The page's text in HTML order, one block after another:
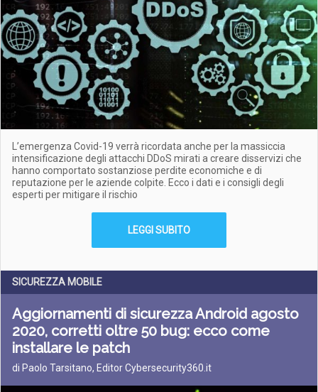
L’emergenza Covid-19 verrà ricordata anche per la massiccia
intensificazione degli attacchi DDoS mirati a creare disservizi che
hanno comportato sostanziose perdite economiche e di
reputazione per le aziende colpite. Ecco i dati e i consigli degli
esperti per mitigare il rischio
LEGGI SUBITO
SICUREZZA MOBILE
Aggiornamenti di sicurezza Android agosto
2020, corretti oltre 50 bug: ecco come
installare le patch
di Paolo Tarsitano, Editor Cybersecurity360.it